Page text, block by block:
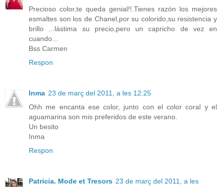
Precioso color,te queda genial!!.Tienes razón los mejores
esmaltes son los de Chanel,por su colorido,su resistencia y
brillo ...lástima su precio,pero un capricho de vez en
cuando...
Bss Carmen
Respon
Inma 23 de març del 2011, a les 12:25
Ohh me encanta ese color, junto con el color coral y el
aguamarina son mis preferidos de este verano.
Un besito
Inma
Respon
Patricia. Mode et Tresors 23 de març del 2011, a les